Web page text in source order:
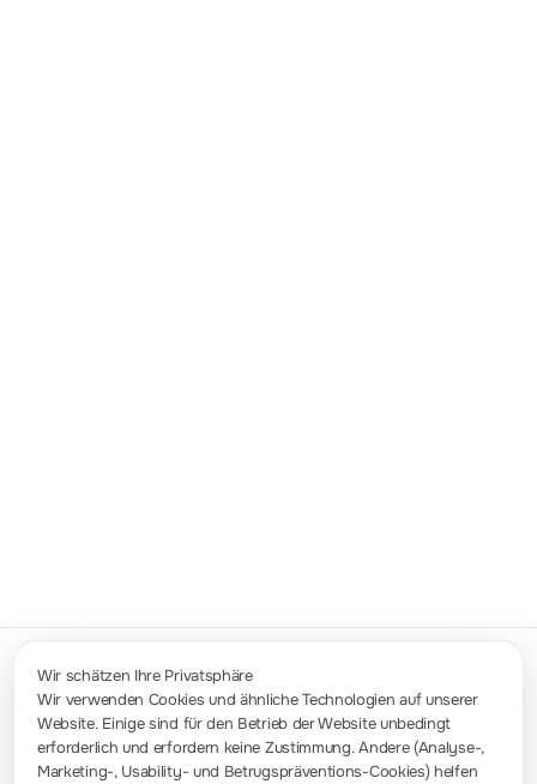
Wir schätzen Ihre Privatsphäre
Wir verwenden Cookies und ähnliche Technologien auf unserer
Website. Einige sind für den Betrieb der Website unbedingt
erforderlich und erfordern keine Zustimmung. Andere (Analyse-,
Marketing-, Usability- und Betrugspräventions-Cookies) helfen
Kontakt
info-europe@rigol.com ; service.eu@rigol.com
+49 (0)8105 - 27292-0